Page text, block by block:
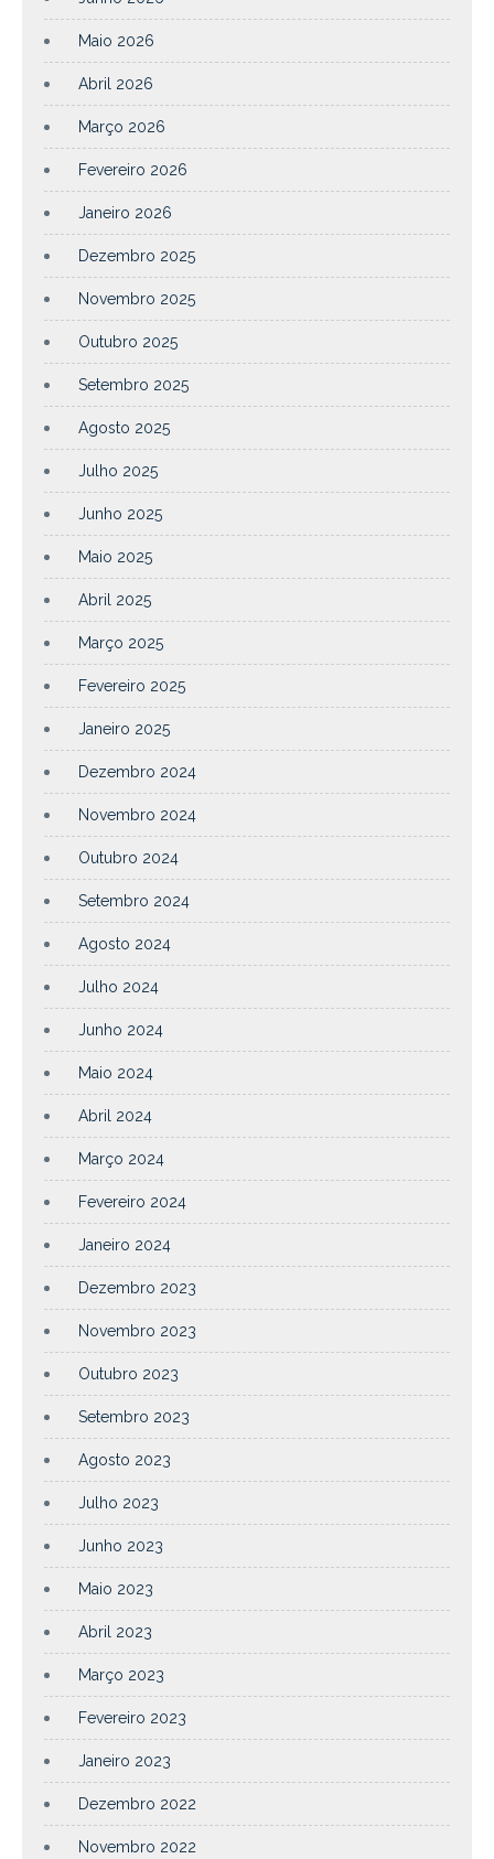
Maio 2026
Abril 2026
Março 2026
Fevereiro 2026
Janeiro 2026
Dezembro 2025
Novembro 2025
Outubro 2025
Setembro 2025
Agosto 2025
Julho 2025
Junho 2025
Maio 2025
Abril 2025
Março 2025
Fevereiro 2025
Janeiro 2025
Dezembro 2024
Novembro 2024
Outubro 2024
Setembro 2024
Agosto 2024
Julho 2024
Junho 2024
Maio 2024
Abril 2024
Março 2024
Fevereiro 2024
Janeiro 2024
Dezembro 2023
Novembro 2023
Outubro 2023
Setembro 2023
Agosto 2023
Julho 2023
Junho 2023
Maio 2023
Abril 2023
Março 2023
Fevereiro 2023
Janeiro 2023
Dezembro 2022
Novembro 2022